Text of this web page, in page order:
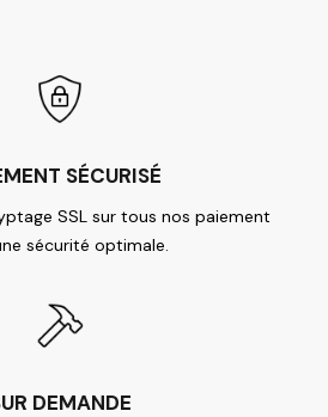
SÉCURISÉ
SSL sur tous nos paiement
sécurité optimale.
DEMANDE